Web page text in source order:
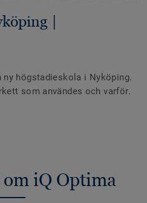
|
ny högstadieskola i Nyköping.
som användes och varför.
iQ Optima